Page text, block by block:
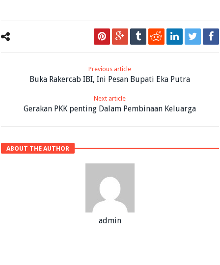
Previous article
Buka Rakercab IBI, Ini Pesan Bupati Eka Putra
Next article
Gerakan PKK penting Dalam Pembinaan Keluarga
ABOUT THE AUTHOR
admin